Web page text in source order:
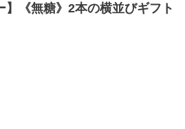
】《無糖》2本の横並びギフト